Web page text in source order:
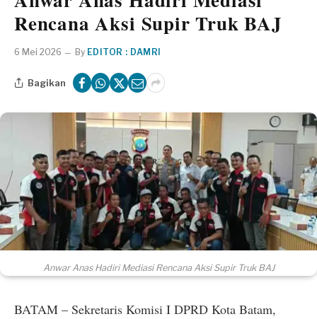
Rencana Aksi Supir Truk BAJ
6 Mei 2026 By EDITOR : DAMRI
Bagikan
Anwar Anas Hadiri Mediasi Rencana Aksi Supir Truk BAJ
BATAM – Sekretaris Komisi I DPRD Kota Batam,